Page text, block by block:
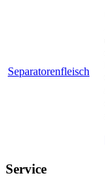
Separatorenfleisch
Service